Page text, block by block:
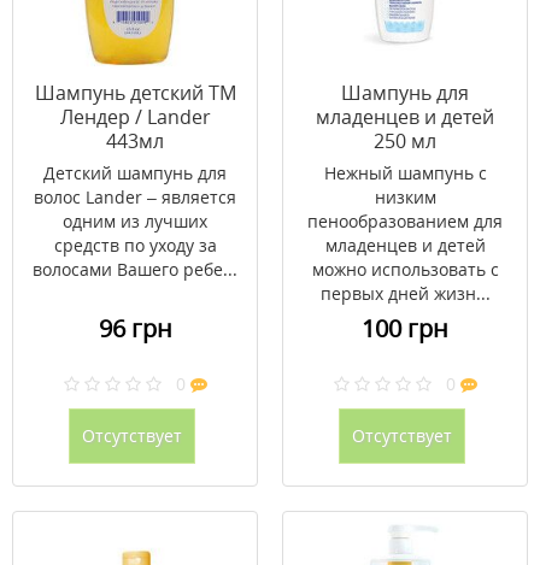
Шампунь детский ТМ
Лендер / Lander
443мл
Детский шампунь для
волос Lander – является
одним из лучших
средств по уходу за
волосами Вашего ребе...
96 грн
0
Отсутствует
Шампунь для
младенцев и детей
250 мл
Нежный шампунь с
низким
пенообразованием для
младенцев и детей
можно использовать с
первых дней жизн...
100 грн
0
Отсутствует